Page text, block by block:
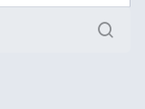
Ara